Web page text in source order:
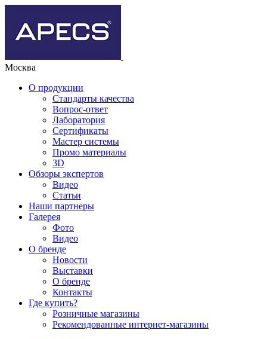
Москва
О продукции
Стандарты качества
Вопрос-ответ
Лаборатория
Сертификаты
Мастер системы
Промо материалы
3D
Обзоры экспертов
Видео
Статьи
Наши партнеры
Галерея
Фото
Видео
О бренде
Новости
Выставки
О бренде
Контакты
Где купить?
Розничные магазины
Рекомендованные интернет-магазины